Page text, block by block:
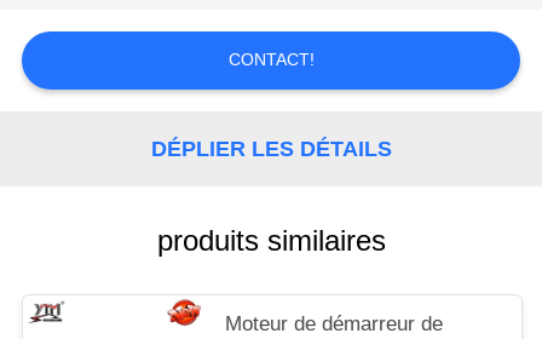
DU
SITE
POLITIQUE
CONFIDENTIALITÉ
CONTACT!
DÉPLIER LES DÉTAILS
produits similaires
Moteur de démarreur de